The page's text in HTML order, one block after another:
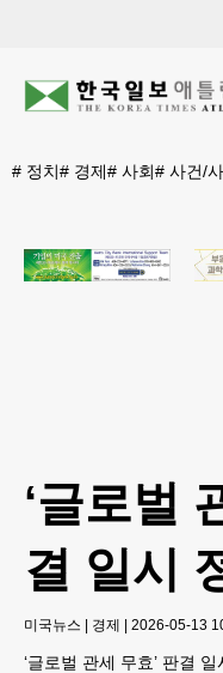
# 정치# 경제# 사회# 사건/
‘글로벌
결 일시
미국뉴스 | 경제 | 2026-05-13
‘글로벌 관세 무효’ 판결 일